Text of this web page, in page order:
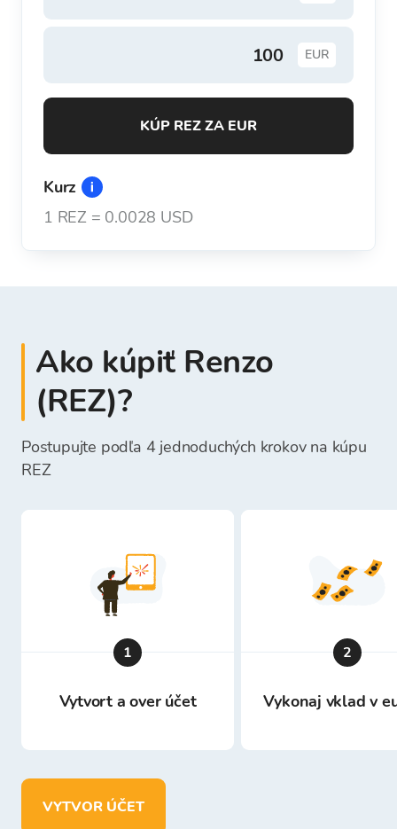
EUR
KÚP REZ ZA EUR
Kurz
1 REZ = 0.0028 USD
Ako kúpiť Renzo
(REZ)?
Postupujte podľa 4 jednoduchých krokov na kúpu
REZ
1
Vytvort a over účet
2
Vykonaj vklad v
VYTVOR ÚČET